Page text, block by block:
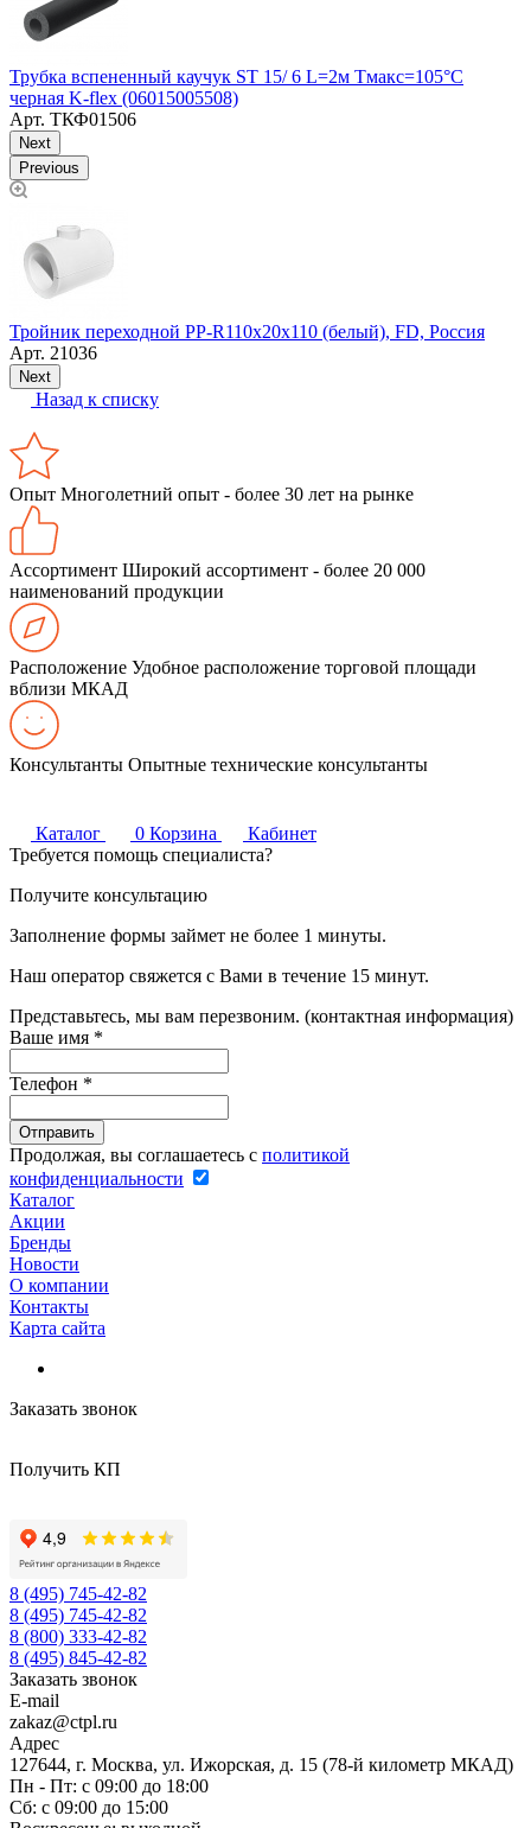
Трубка вспененный каучук ST 15/ 6 L=2м Тмакс=105°C
черная K-flex (06015005508)
Арт. ТКФ01506
Next
Previous
Тройник переходной PP-R110х20х110 (белый), FD, Россия
Арт. 21036
Next
Назад к списку
Опыт Многолетний опыт - более 30 лет на рынке
Ассортимент Широкий ассортимент - более 20 000
наименований продукции
Расположение Удобное расположение торговой площади
вблизи МКАД
Консультанты Опытные технические консультанты
Каталог 0 Корзина
Кабинет
Требуется помощь специалиста?
Получите консультацию
Заполнение формы займет не более 1 минуты.
Наш оператор свяжется с Вами в течение 15 минут.
Представьтесь, мы вам перезвоним. (контактная информация)
Ваше имя *
Телефон *
Продолжая, вы соглашаетесь с политикой
конфиденциальности
Каталог
Акции
Бренды
Новости
О компании
Контакты
Карта сайта
Заказать звонок
Получить КП
8 (495) 745-42-82
8 (495) 745-42-82
8 (800) 333-42-82
8 (495) 845-42-82
Заказать звонок
E-mail
zakaz@ctpl.ru
Адрес
127644, г. Москва, ул. Ижорская, д. 15 (78-й километр МКАД)
Пн - Пт: с 09:00 до 18:00
Сб: с 09:00 до 15:00